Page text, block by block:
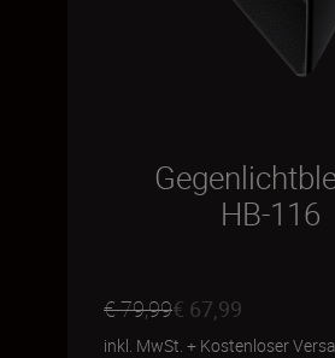
HB-116
€ 79,99€ 67,99
inkl. MwSt. + Kostenloser